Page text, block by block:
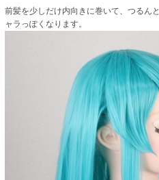
前髪を少しだけ内向きに巻いて、つるん
ャラっぽくなります。